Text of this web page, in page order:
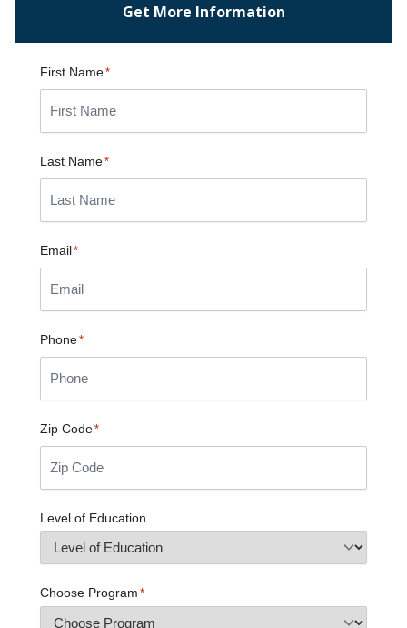
Get More Information
First Name*
Last Name*
Email*
Phone*
Zip Code*
Level of Education
Choose Program *